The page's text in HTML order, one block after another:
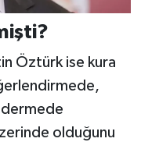
Öztürk ise kura
olduğunu